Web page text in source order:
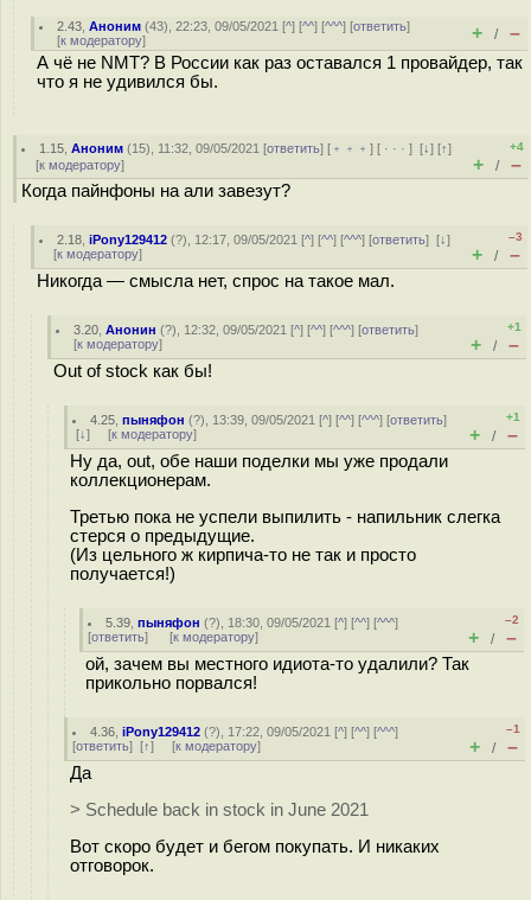
2.43 ,Аноним (43), 22:23, 09/05/2021 [^] [^^] [^^^] [ответить]
[к модератору] + / –
А чё не NMT? В России как раз оставался 1 провайдер, так
что я не удивился бы.
1.15 ,Аноним (15), 11:32, 09/05/2021 [ответить] [ ﹢﹢﹢] [ · · ·][↓] [↑]
[к модератору]
+4
+ / –
Когда пайнфоны на али завезут?
2.18 ,iPony129412 (?), 12:17, 09/05/2021 [^] [^^] [^^^] [ответить][↓]
[к модератору]
–3
+ / –
Никогда — смысла нет, спрос на такое мал.
3.20 ,Анонин (?), 12:32, 09/05/2021 [^] [^^] [^^^] [ответить]
[к модератору]
+1
+ / –
Out of stock как бы!
4.25 ,пыняфон (?), 13:39, 09/05/2021 [^] [^^] [^^^] [ответить]
[↓] [к модератору]
+1
+ / –
Ну да, out, обе наши поделки мы уже продали
коллекционерам.
Третью пока не успели выпилить - напильник слегка
стерся о предыдущие.
(Из цельного ж кирпича-то не так и просто
получается!)
5.39 ,пыняфон (?), 18:30, 09/05/2021 [^] [^^] [^^^]
[ответить] [к модератору]
–2
+ / –
ой, зачем вы местного идиота-то удалили? Так
прикольно порвался!
4.36 ,iPony129412 (?), 17:22, 09/05/2021 [^] [^^] [^^^]
[ответить] [↑] [к модератору]
–1
+ / –
Да
> Schedule back in stock in June 2021
Вот скоро будет и бегом покупать. И никаких
отговорок.